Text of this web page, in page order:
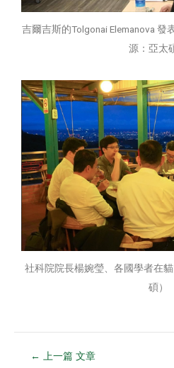
吉爾吉斯的Tolgonai Elemanova
源：亞太
社科院院長楊婉瑩、各國學者在
碩）
← 上一篇 文章